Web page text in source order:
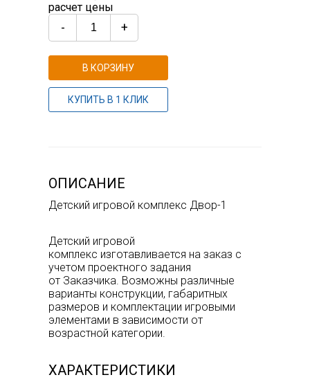
расчет цены
- +
В КОРЗИНУ
КУПИТЬ В 1 КЛИК
ОПИСАНИЕ
Детский игровой комплекс Двор-1
Детский игровой
комплекс изготавливается на заказ с
учетом проектного задания
от Заказчика. Возможны различные
варианты конструкции, габаритных
размеров и комплектации игровыми
элементами в зависимости от
возрастной категории.
ХАРАКТЕРИСТИКИ